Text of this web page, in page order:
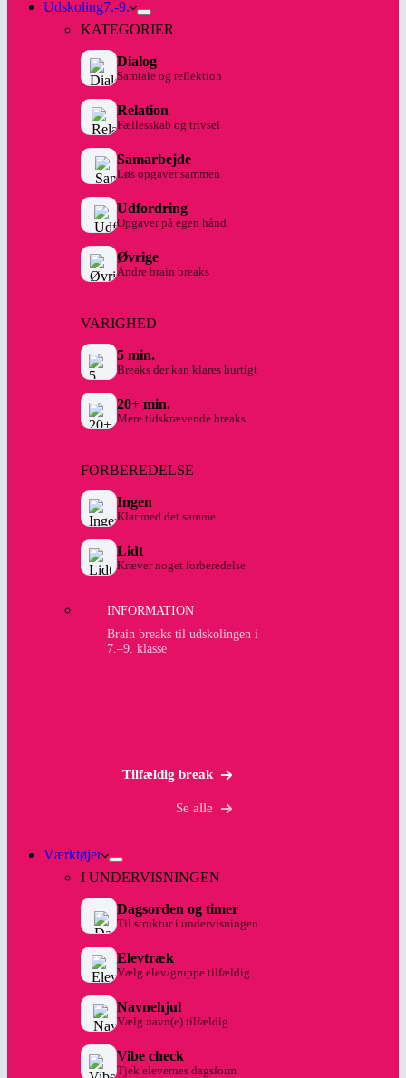
Udskoling7.-9.
KATEGORIER
Dialog
Samtale og reflektion
Relation
Fællesskab og trivsel
Samarbejde
Løs opgaver sammen
Udfordring
Opgaver på egen hånd
Øvrige
Andre brain breaks
VARIGHED
5 min.
Breaks der kan klares hurtigt
20+ min.
Mere tidskrævende breaks
FORBEREDELSE
Ingen
Klar med det samme
Lidt
Kræver noget forberedelse
INFORMATION
Brain breaks til udskolingen i
7.–9. klasse
Tilfældig break
Se alle
Værktøjer
I UNDERVISNINGEN
Dagsorden og timer
Til struktur i undervisningen
Elevtræk
Vælg elev/gruppe tilfældig
Navnehjul
Vælg navn(e) tilfældig
Vibe check
Tjek elevernes dagsform